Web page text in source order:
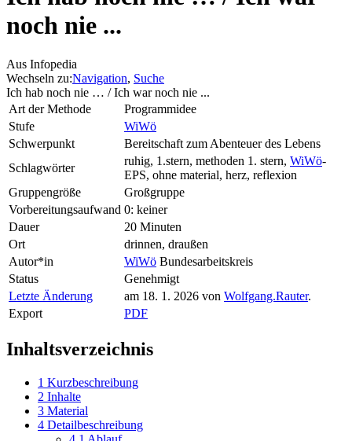
noch nie ...
Aus Infopedia
Wechseln zu:Navigation, Suche
Ich hab noch nie … / Ich war noch nie ...
Art der Methode
Programmidee
Stufe
WiWö
Schwerpunkt
Bereitschaft zum Abenteuer des Lebens
Schlagwörter
ruhig, 1.stern, methoden 1. stern, WiWö-
EPS, ohne material, herz, reflexion
Gruppengröße
Großgruppe
Vorbereitungsaufwand 0: keiner
Dauer
20 Minuten
Ort
drinnen, draußen
Autor*in
WiWö Bundesarbeitskreis
Status
Genehmigt
Letzte Änderung
am 18. 1. 2026 von Wolfgang.Rauter.
Export
PDF
Inhaltsverzeichnis
1 Kurzbeschreibung
2 Inhalte
3 Material
4 Detailbeschreibung